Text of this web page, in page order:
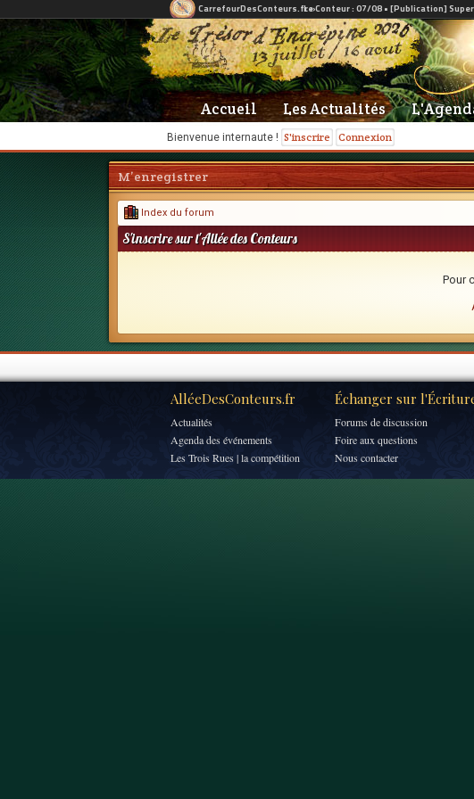
Bienvenue internaute ! S'inscrire Connexion
Accueil Les Actualités
M’enregistrer
Index du forum
S'inscrire sur l'Allée des Conteurs
Pour
AlléeDesConteurs.fr Échanger sur
Actualités
Agenda des événements
Les Trois Rues | la compétition
Forums de discussion
Foire aux questions
Nous contacter